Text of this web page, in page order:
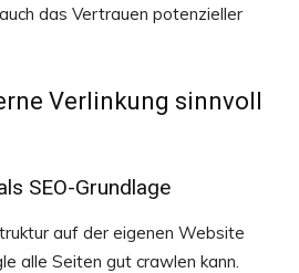
das Vertrauen potenzieller
Verlinkung sinnvoll
SEO-Grundlage
auf der eigenen Website
alle Seiten gut crawlen kann.